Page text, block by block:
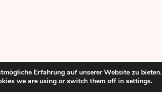
Erfahrung auf unserer Website zu bieten.
we are using or switch them off insettings.